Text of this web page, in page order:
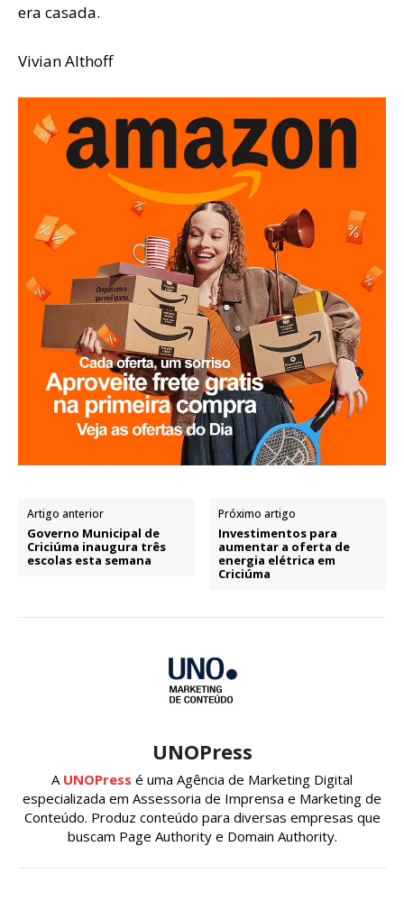
era casada.
Vivian Althoff
Artigo anterior
Governo Municipal de
Criciúma inaugura três
escolas esta semana
Próximo artigo
Investimentos para
aumentar a oferta de
energia elétrica em
Criciúma
UNOPress
A UNOPress é uma Agência de Marketing Digital
especializada em Assessoria de Imprensa e Marketing de
Conteúdo. Produz conteúdo para diversas empresas que
buscam Page Authority e Domain Authority.